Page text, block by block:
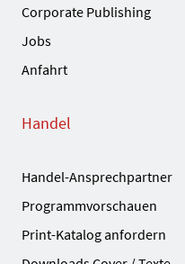
Corporate Publishing
Jobs
Anfahrt
Handel
Handel-Ansprechpartner
Programmvorschauen
Print-Katalog anfordern